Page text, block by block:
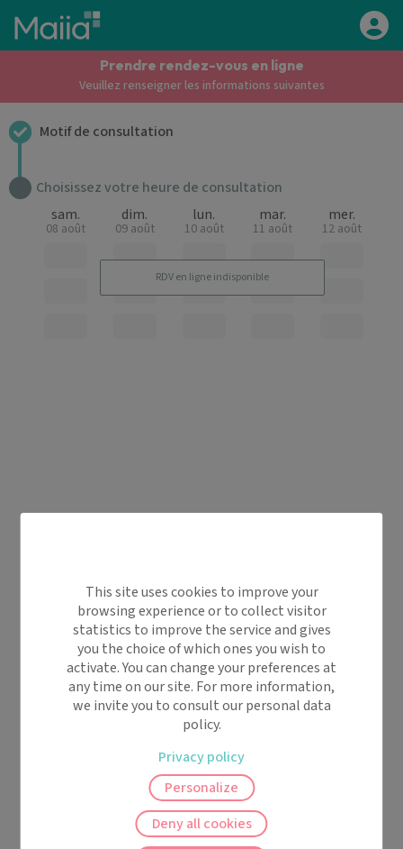
Aller au contenu principal
Prendre rendez-vous en ligne
Veuillez renseigner les informations suivantes
Motif de consultation
Choisissez votre heure de consultation
RDV en ligne indisponible
sam.
08 août
dim.
09 août
lun.
10 août
mar.
11 août
mer.
12 août
This site uses cookies to improve your
browsing experience or to collect visitor
statistics to improve the service and gives
you the choice of which ones you wish to
activate. You can change your preferences at
any time on our site. For more information,
we invite you to consult our personal data
policy.
Deny all cookies
Personalize
Privacy policy